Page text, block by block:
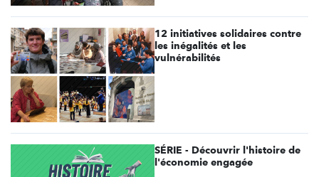
12 initiatives solidaires contre
les inégalités et les
vulnérabilités
SÉRIE - Découvrir l'histoire de
l'économie engagée